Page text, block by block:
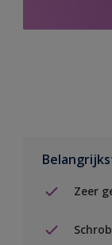
Zeer